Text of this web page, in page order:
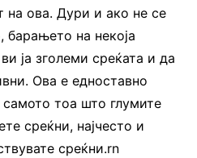
на ова. Дури и ако не се
барањето на некоја
ја зголеми среќата и да
Ова е едноставно
тоа што глумите
среќни, најчесто и
среќни.rn